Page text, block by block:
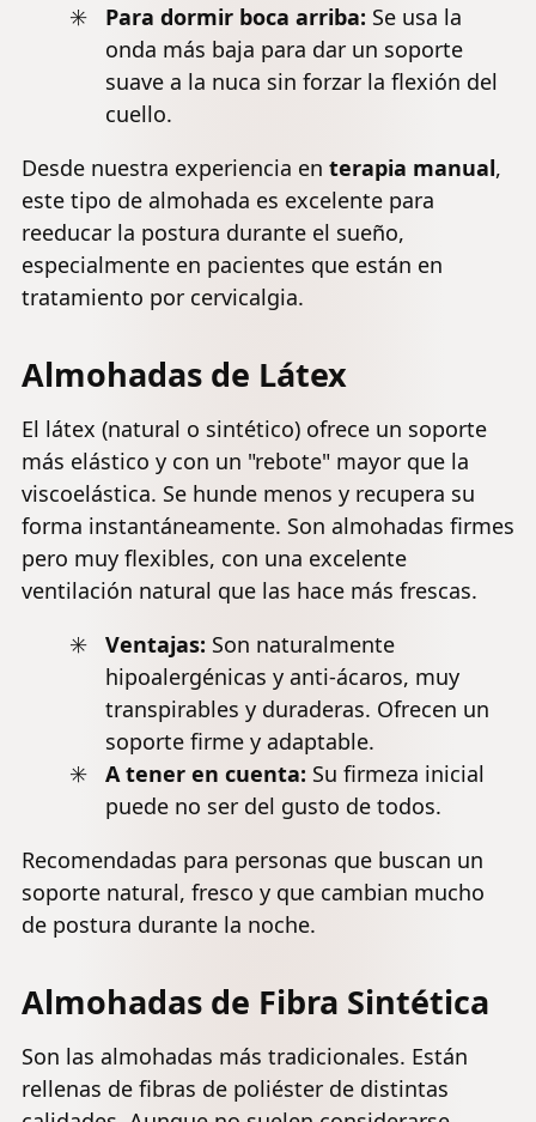
Para dormir boca arriba: Se usa la
onda más baja para dar un soporte
suave a la nuca sin forzar la flexión del
cuello.
Desde nuestra experiencia en terapia manual,
este tipo de almohada es excelente para
reeducar la postura durante el sueño,
especialmente en pacientes que están en
tratamiento por cervicalgia.
Almohadas de Látex
El látex (natural o sintético) ofrece un soporte
más elástico y con un "rebote" mayor que la
viscoelástica. Se hunde menos y recupera su
forma instantáneamente. Son almohadas firmes
pero muy flexibles, con una excelente
ventilación natural que las hace más frescas.
Ventajas: Son naturalmente
hipoalergénicas y anti-ácaros, muy
transpirables y duraderas. Ofrecen un
soporte firme y adaptable.
A tener en cuenta: Su firmeza inicial
puede no ser del gusto de todos.
Recomendadas para personas que buscan un
soporte natural, fresco y que cambian mucho
de postura durante la noche.
Almohadas de Fibra Sintética
Son las almohadas más tradicionales. Están
rellenas de fibras de poliéster de distintas